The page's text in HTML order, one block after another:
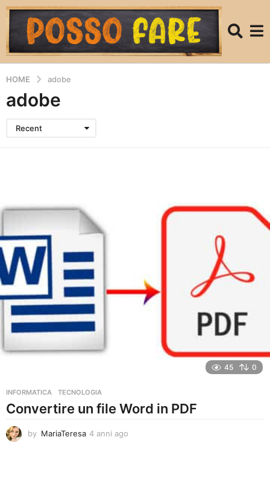
HOME adobe
adobe
Recent
45 0
INFORMATICA ,TECNOLOGIA
Convertire un file Word in PDF
by MariaTeresa 4 anni ago